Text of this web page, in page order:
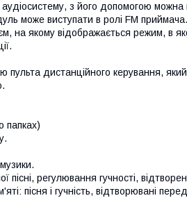
з його допомогою можна
може виступати в ролі FM
на якому відображається режим, в
дистанційного керування,
папках)
пісні, регулювання гучності,
пісня і гучність, відтворювані